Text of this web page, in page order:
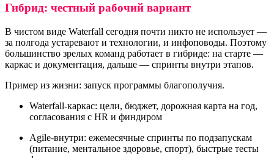
Гибрид: честный рабочий вариант
В чистом виде Waterfall сегодня почти никто не использует —
за полгода устаревают и технологии, и инфоповоды. Поэтому
большинство зрелых команд работает в гибриде: на старте —
каркас и документация, дальше — спринты внутри этапов.
Пример из жизни: запуск программы благополучия.
Waterfall-каркас: цели, бюджет, дорожная карта на год,
согласования с HR и финдиром
Agile-внутри: ежемесячные спринты по подзапускам
(питание, ментальное здоровье, спорт), быстрые тесты